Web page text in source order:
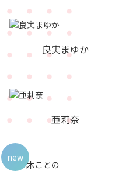
良実まゆか
亜莉奈
new